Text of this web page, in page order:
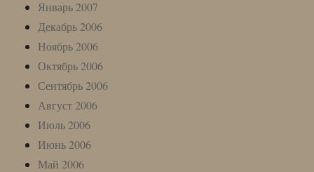
Январь 2007
Декабрь 2006
Ноябрь 2006
Октябрь 2006
Сентябрь 2006
Август 2006
Июль 2006
Июнь 2006
Май 2006